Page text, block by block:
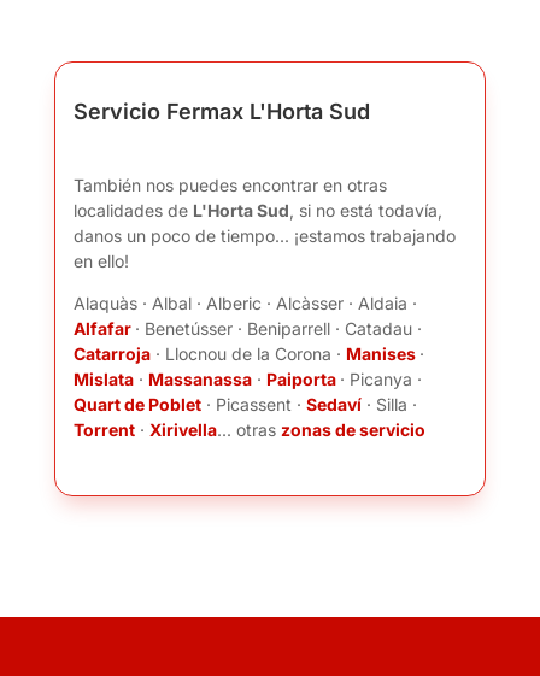
Servicio Fermax L'Horta Sud
También nos puedes encontrar en otras
localidades de L'Horta Sud, si no está todavía,
danos un poco de tiempo... ¡estamos trabajando
en ello!
Alaquàs · Albal · Alberic · Alcàsser · Aldaia ·
Alfafar · Benetússer · Beniparrell · Catadau ·
Catarroja · Llocnou de la Corona · Manises ·
Mislata· Massanassa· Paiporta · Picanya ·
Quart de Poblet· Picassent · Sedaví· Silla ·
Torrent · Xirivella... otras zonas de servicio